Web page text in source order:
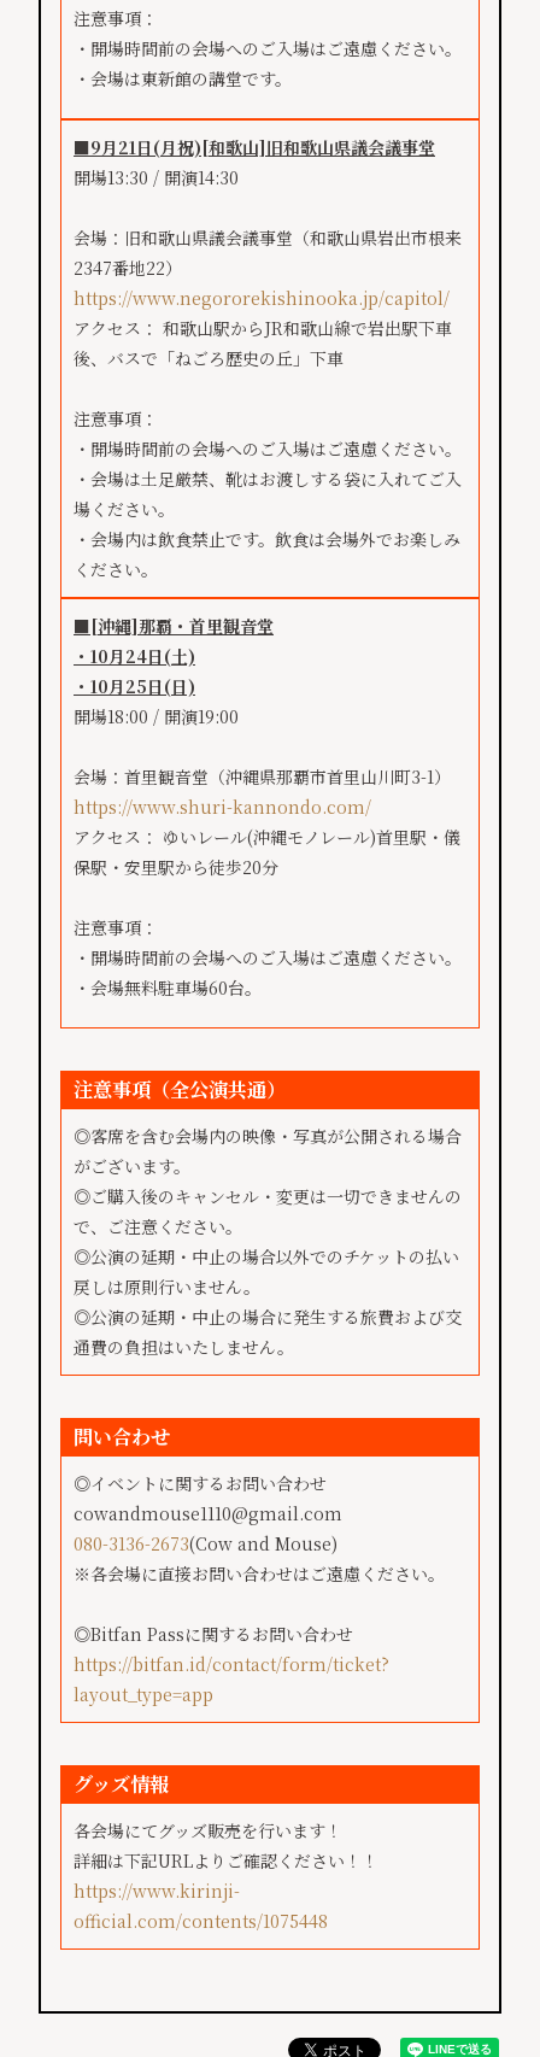
注意事項：
・開場時間前の会場へのご入場はご遠慮ください。
・会場は東新館の講堂です。
■9月21日(月祝)[和歌山]旧和歌山県議会議事堂
開場13:30 / 開演14:30
会場：旧和歌山県議会議事堂（和歌山県岩出市根来
2347番地22）
https://www.negororekishinooka.jp/capitol/
アクセス： 和歌山駅からJR和歌山線で岩出駅下車
後、バスで「ねごろ歴史の丘」下車
注意事項：
・開場時間前の会場へのご入場はご遠慮ください。
・会場は土足厳禁、靴はお渡しする袋に入れてご入
場ください。
・会場内は飲食禁止です。飲食は会場外でお楽しみ
ください。
■[沖縄]那覇・首里観音堂
・10月24日(土)
・​10月25日(日)
開場18:00 / 開演19:00
会場：首里観音堂（沖縄県那覇市首里山川町3-1）
https://www.shuri-kannondo.com/
アクセス： ゆいレール(沖縄モノレール)首里駅・儀
保駅・安里駅から徒歩20分
注意事項：
・開場時間前の会場へのご入場はご遠慮ください。
・会場無料駐車場60台。
注意事項（全公演共通）
​​​◎客席を含む会場内の映像・写真が公開される場合
がございます。
◎ご購入後のキャンセル・変更は一切できませんの
で、ご注意ください。
◎公演の延期・中止の場合以外でのチケットの払い
戻しは原則行いません。
◎公演の延期・中止の場合に発生する旅費および交
通費の負担はいたしません。
問い合わせ
◎イベントに関するお問い合わせ
cowandmouse1110@gmail.com
080-3136-2673(Cow and Mouse)
※各会場に直接お問い合わせはご遠慮ください。
◎Bitfan Passに関するお問い合わせ
https://bitfan.id/contact/form/ticket?
layout_type=app
グッズ情報
各会場にてグッズ販売を行います！
詳細は下記URLよりご確認ください！！
https://www.kirinji-
official.com/contents/1075448